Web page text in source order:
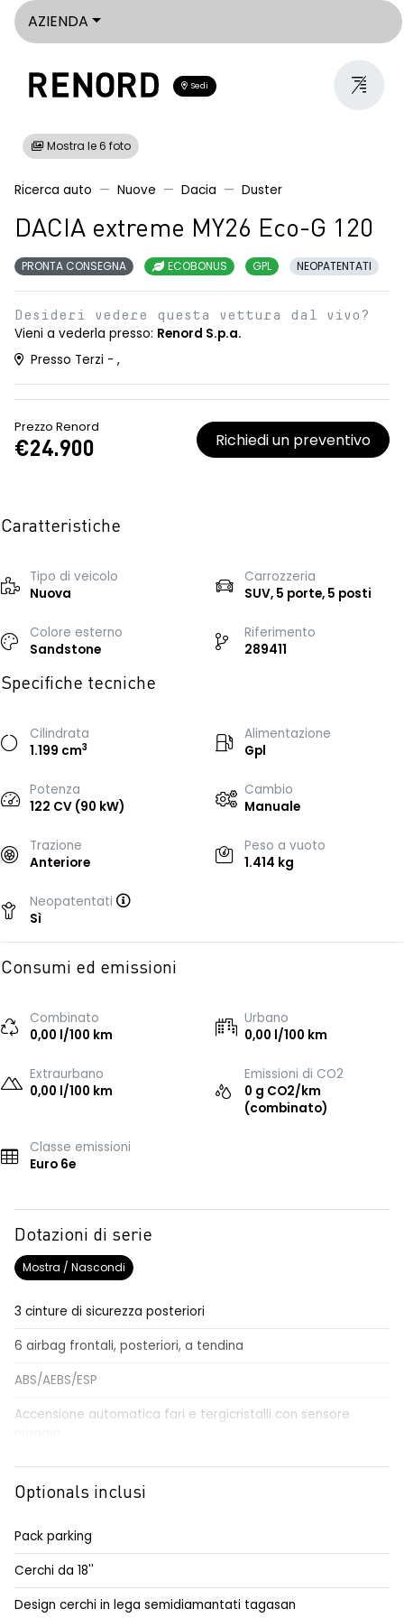
AZIENDA
Sedi
Mostra le 6 foto
Ricerca auto Nuove Dacia Duster
DACIA extreme MY26 Eco-G 120
PRONTA CONSEGNA ECOBONUS GPL NEOPATENTATI
Desideri vedere questa vettura dal vivo?
Vieni a vederla presso: Renord S.p.a.
Presso Terzi - ,
Prezzo Renord
€24.900 Richiedi un preventivo
Caratteristiche
Tipo di veicolo
Nuova
Carrozzeria
SUV, 5 porte, 5 posti
Colore esterno
Sandstone
Riferimento
289411
Specifiche tecniche
Cilindrata
1.199 cm3
Alimentazione
Gpl
Potenza
122 CV (90 kW)
Cambio
Manuale
Trazione
Anteriore
Peso a vuoto
1.414 kg
Neopatentati
Sì
Consumi ed emissioni
Combinato
0,00 l/100 km
Urbano
0,00 l/100 km
Extraurbano
0,00 l/100 km
Emissioni di CO2
0 g CO2/km
(combinato)
Classe emissioni
Euro 6e
Dotazioni di serie
Mostra / Nascondi
3 cinture di sicurezza posteriori
6 airbag frontali, posteriori, a tendina
ABS/AEBS/ESP
Accensione automatica fari e tergicristalli con sensore
Airbag per il conducente e passeggero
Alzacristalli elettrici impulsionali anteriori e posteriori
Alzacristallo elettrico impulsionale anteriore lato conducente
Anabbaglianti Eco-LED
Assistenza alla frenata di emergenza AFU
Optionals inclusi
Pack parking
Cerchi da 18''
Design cerchi in lega semidiamantati tagasan